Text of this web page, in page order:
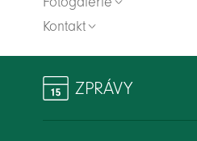
Kontakt
ZPRÁVY